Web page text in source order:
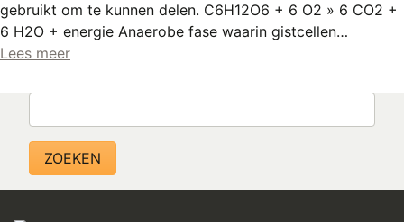
gebruikt om te kunnen delen. C6H12O6 + 6 O2 » 6 CO2 +
6 H2O + energie Anaerobe fase waarin gistcellen…
Lees meer